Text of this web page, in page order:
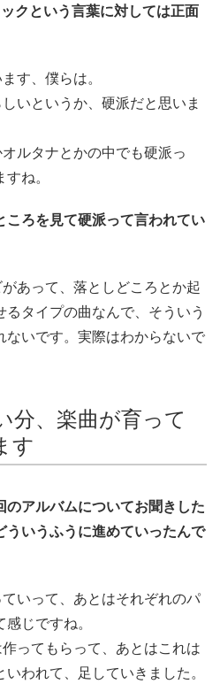
クという言葉に対しては正面
す、僕らは。
いというか、硬派だと思いま
ルタナとかの中でも硬派っ
ね。
ころを見て硬派って言われてい
あって、落としどころとか起
タイプの曲なんで、そういう
ないです。実際はわからないで
分、楽曲が育って
す
アルバムについてお聞きした
ういうふうに進めていったんで
いって、あとはそれぞれのパ
じですね。
ってもらって、あとはこれは
われて、足していきました。